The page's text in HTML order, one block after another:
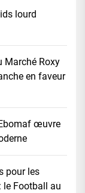
lourd
Marché Roxy
en faveur
Ebomaf œuvre
pour les
le Football au